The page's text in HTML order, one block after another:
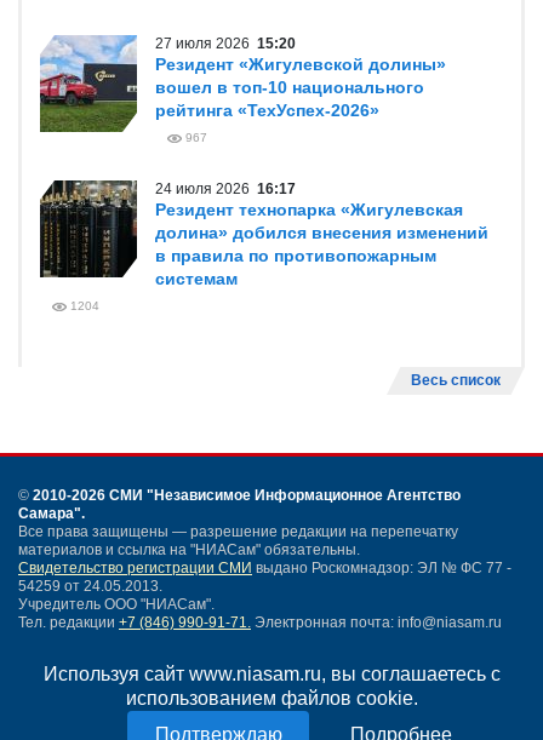
Используя сайт www.niasam.ru, вы соглашаетесь с
использованием файлов cookie.
Подробнее
27 июля 2026 15:20
Резидент «Жигулевской долины»
вошел в топ-10 национального
рейтинга «ТехУспех-2026»
967
24 июля 2026 16:17
Резидент технопарка «Жигулевская
долина» добился внесения изменений
в правила по противопожарным
системам
1204
Весь список
© 2010-2026 СМИ "Независимое Информационное Агентство
Самара".
Все права защищены — разрешение редакции на перепечатку
материалов и ссылка на "НИАСам" обязательны.
Свидетельство регистрации СМИ выдано Роскомнадзор: ЭЛ № ФС 77 -
54259 от 24.05.2013.
Учредитель ООО "НИАСам".
Тел. редакции +7 (846) 990-91-71. Электронная почта: info@niasam.ru
Карта сайта
Нашли ошибку?
Политика конфиденциальности